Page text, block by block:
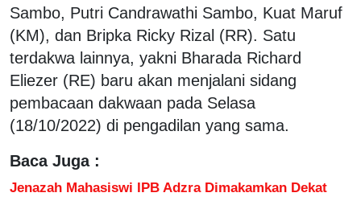
Sambo, Putri Candrawathi Sambo, Kuat Maruf
(KM), dan Bripka Ricky Rizal (RR). Satu
terdakwa lainnya, yakni Bharada Richard
Eliezer (RE) baru akan menjalani sidang
pembacaan dakwaan pada Selasa
(18/10/2022) di pengadilan yang sama.
Baca Juga :
Jenazah Mahasiswi IPB Adzra Dimakamkan Dekat